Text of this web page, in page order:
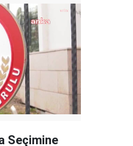
Seçimine